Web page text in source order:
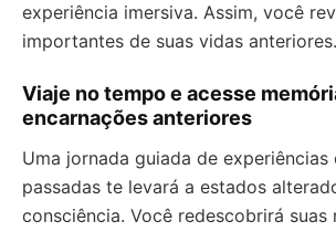
experiência imersiva. Assim, você
importantes de suas vidas anteriores.
Viaje no tempo e acesse
encarnações anteriores
Uma jornada guiada de experiências
passadas te levará a estados
consciência. Você redescobrirá suas